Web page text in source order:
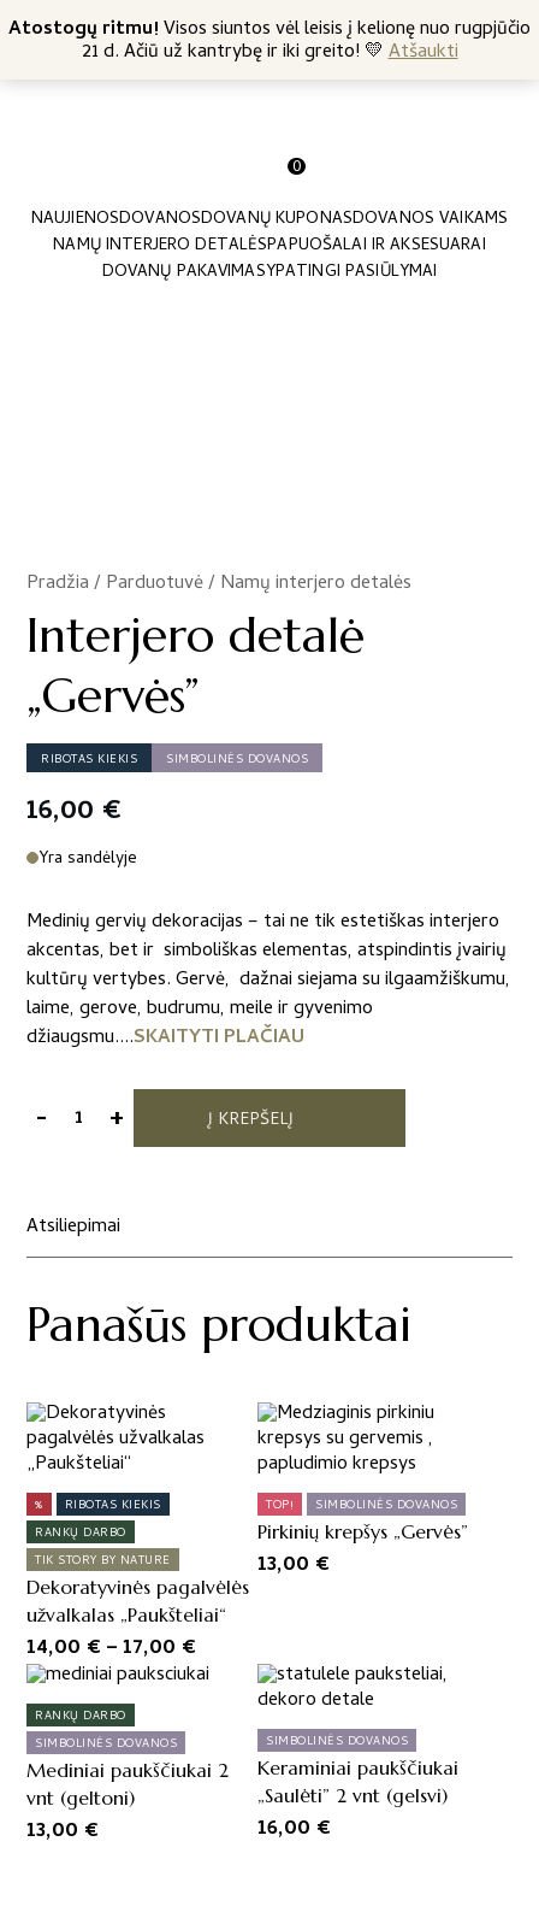
Atostogų ritmu!Visos siuntos vėl leisis į kelionę nuo rugpjūčio
21 d. Ačiū už kantrybę ir iki greito! 💛Atšaukti
Nemokamas siuntimas nuo 45 Eur +370 682 57369
0
NAUJIENOSDOVANOSDOVANŲ KUPONASDOVANOS VAIKAMS
NAMŲ INTERJERO DETALĖSPAPUOŠALAI IR AKSESUARAI
DOVANŲ PAKAVIMASYPATINGI PASIŪLYMAI
Pradžia/Parduotuvė/Namų interjero detalės
/
Interjero detalė
„Gervės”
RIBOTAS KIEKIS SIMBOLINĖS DOVANOS
16,00 €
Yra sandėlyje
​Medinių gervių dekoracijas – tai ne tik estetiškas interjero
akcentas, bet ir simboliškas elementas, atspindintis įvairių
kultūrų vertybes. Gervė, dažnai siejama su ilgaamžiškumu,
laime, gerove, budrumu, meile ir gyvenimo
džiaugsmu....SKAITYTI PLAČIAU
-produkto
detalė
"Gervės"
+ Į KREPŠELĮ
Atsiliepimai
Panašūs produktai
%
RIBOTAS KIEKIS
RANKŲ DARBO
TIK STORY BY NATURE
Dekoratyvinės pagalvėlės
užvalkalas „Paukšteliai“
14,00 € –17,00 €
range:
14,00 €
through
17,00 €
This
product
has
multiple
variants.
The
options
may
be
chosen
on
the
product
page
TOP! SIMBOLINĖS DOVANOS
Pirkinių krepšys „Gervės”
13,00 €
RANKŲ DARBO
SIMBOLINĖS DOVANOS
Mediniai paukščiukai 2
vnt (geltoni)
13,00 €
SIMBOLINĖS DOVANOS
Keraminiai paukščiukai
„Saulėti” 2 vnt (gelsvi)
16,00 €